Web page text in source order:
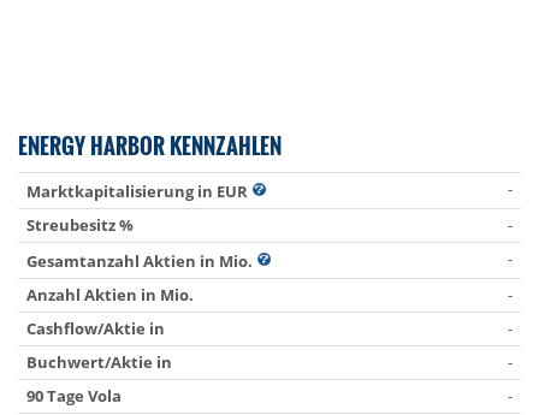
ENERGY HARBOR KENNZAHLEN
Marktkapitalisierung in EUR
-
Streubesitz %
-
Gesamtanzahl Aktien in Mio.
-
Anzahl Aktien in Mio.
-
Cashflow/Aktie in
-
Buchwert/Aktie in
-
90 Tage Vola
-